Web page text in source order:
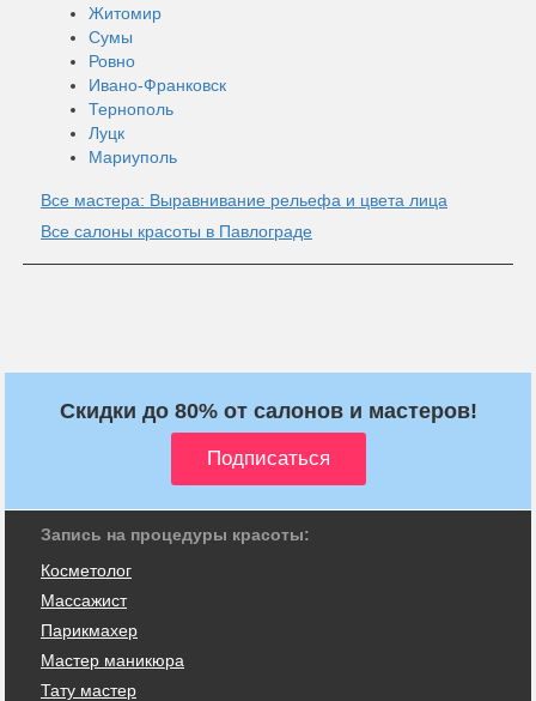
Житомир
Сумы
Ровно
Ивано-Франковск
Тернополь
Луцк
Мариуполь
Все мастера: Выравнивание рельефа и цвета лица
Все салоны красоты в Павлограде
Скидки до 80% от салонов и мастеров!
Запись на процедуры красоты:
Косметолог
Массажист
Парикмахер
Мастер маникюра
Тату мастер